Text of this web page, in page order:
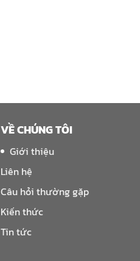
VỀ CHÚNG TÔI
Giới thiệu
Liên hệ
Câu hỏi thường gặp
Kiến thức
Tin tức